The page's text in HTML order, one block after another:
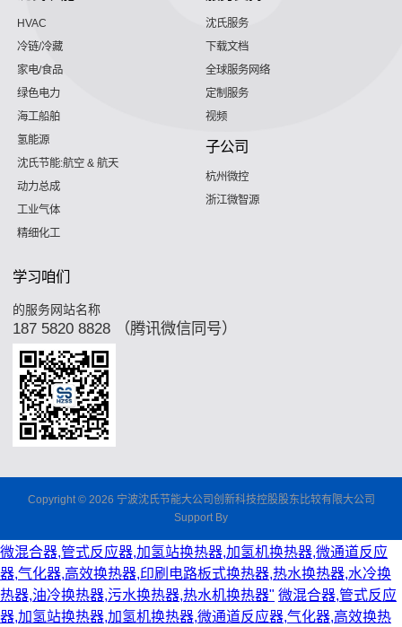
HVAC
冷链/冷藏
家电/食品
绿色电力
海工船舶
氢能源
沈氏节能:航空 & 航天
动力总成
工业气体
精细化工
沈氏服务
下载文档
全球服务网络
定制服务
视频
子公司
杭州微控
浙江微智源
学习咱们
的服务网站名称
187 5820 8828 （腾讯微信同号）
Copyright © 2026 宁波沈氏节能大公司创新科技控股股东比较有限大公司
Support By
微混合器,管式反应器,加氢站换热器,加氢机换热器,微通道反应
器,气化器,高效换热器,印刷电路板式换热器,热水换热器,水冷换
热器,油冷换热器,污水换热器,热水机换热器" 微混合器,管式反应
器,加氢站换热器,加氢机换热器,微通道反应器,气化器,高效换热